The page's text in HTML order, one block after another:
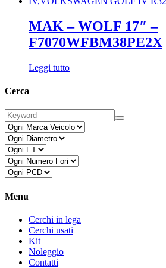
MAK – WOLF 17″ –
F7070WFBM38PE2X
Leggi tutto
Cerca
Menu
Cerchi in lega
Cerchi usati
Kit
Noleggio
Contatti